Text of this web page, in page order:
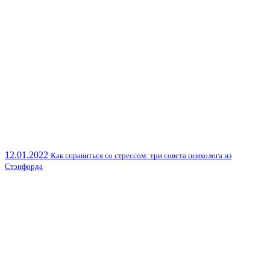
12.01.2022 Как справиться со стрессом: три совета психолога из
Стэнфорда